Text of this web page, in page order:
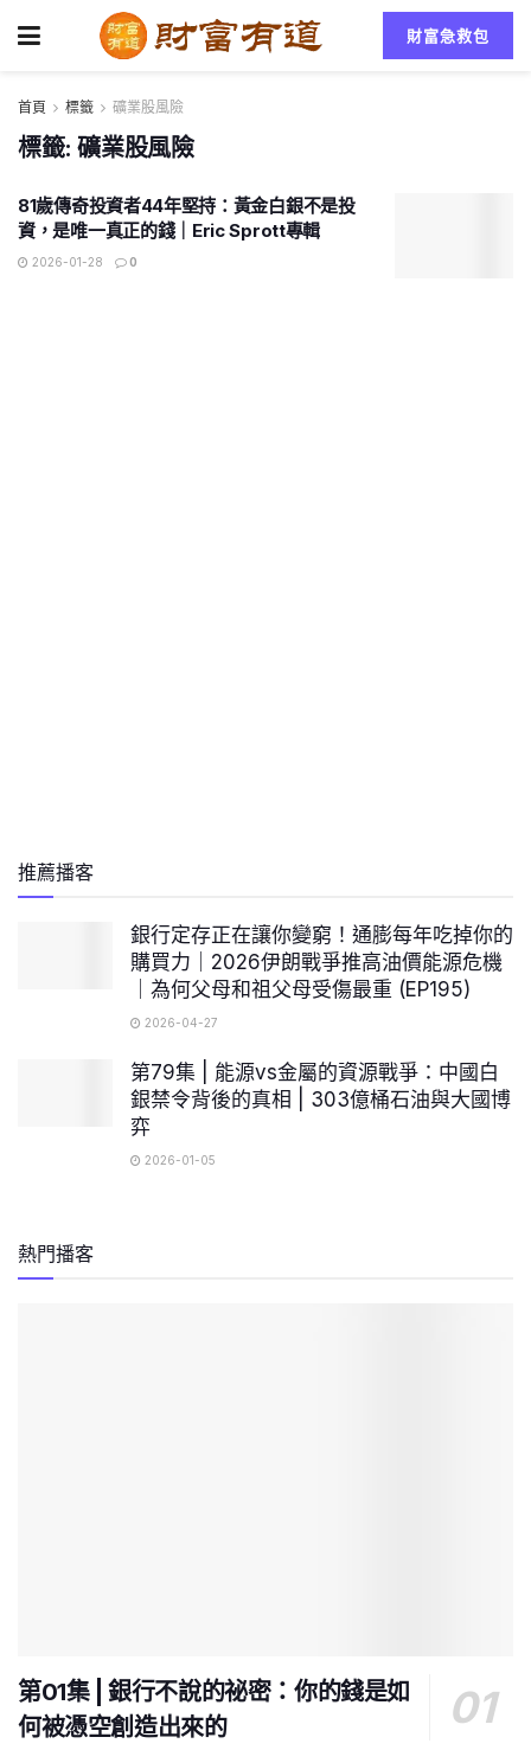
財富急救包
首頁 標籤 礦業股風險
標籤:礦業股風險
81歲傳奇投資者44年堅持：黃金白銀不是投
資，是唯一真正的錢｜Eric Sprott專輯
2026-01-28 0
推薦播客
銀行定存正在讓你變窮！通膨每年吃掉你的
購買力｜2026伊朗戰爭推高油價能源危機
｜為何父母和祖父母受傷最重 (EP195)
2026-04-27
第79集 | 能源vs金屬的資源戰爭：中國白
銀禁令背後的真相 | 303億桶石油與大國博
弈
2026-01-05
熱門播客
第01集 | 銀行不說的祕密：你的錢是如
何被憑空創造出來的